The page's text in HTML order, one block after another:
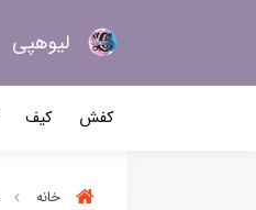
لیو‌هپی
کفش کیف
خانه